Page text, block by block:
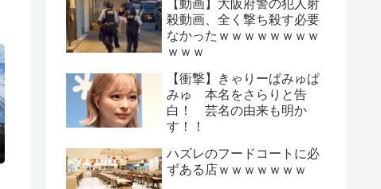
【動画】大阪府警の犯人射
殺動画、全く撃ち殺す必要
なかったｗｗｗｗｗｗｗｗ
ｗｗｗ
【衝撃】きゃりーぱみゅぱ
みゅ 本名をさらりと告
白！ 芸名の由来も明か
す！！
ハズレのフードコートに必
ずある店ｗｗｗｗｗｗｗ